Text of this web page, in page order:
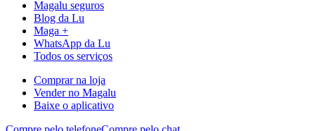
Magalu seguros
Blog da Lu
Maga +
WhatsApp da Lu
Todos os serviços
Comprar na loja
Vender no Magalu
Baixe o aplicativo